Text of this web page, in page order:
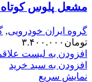
مشعل پلوس کوتاه 24 خار پژو405 شتابکار
گروه ایران خودرویی,
تومان ۳.۴۰۰.۰۰۰
افزودن به لیست
افزودن به سبد خرید
نمایش سریع